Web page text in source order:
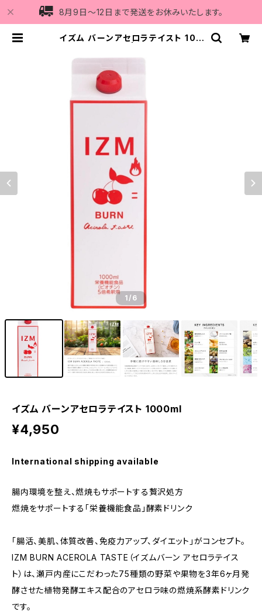
8月9日〜12日まで発送をお休みいたします。
イズム バーンアセロラテイスト 100
1/6
イズム バーンアセロラテイスト 1000ml
¥4,950
International shipping available
腸内環境を整え、燃焼もサポートする贅沢処方
燃焼をサポートする「栄養機能食品」酵素ドリンク
「腸活、美肌、体質改善、免疫力アップ、ダイエット」がコンセプト。
IZM BURN ACEROLA TASTE（イズムバーン アセロラテイス
ト）は、瀬戸内産にこだわった75種類の野菜や果物を3年6ヶ月発
酵させた植物発酵エキス配合のアセロラ味の燃焼系酵素ドリンク
です。